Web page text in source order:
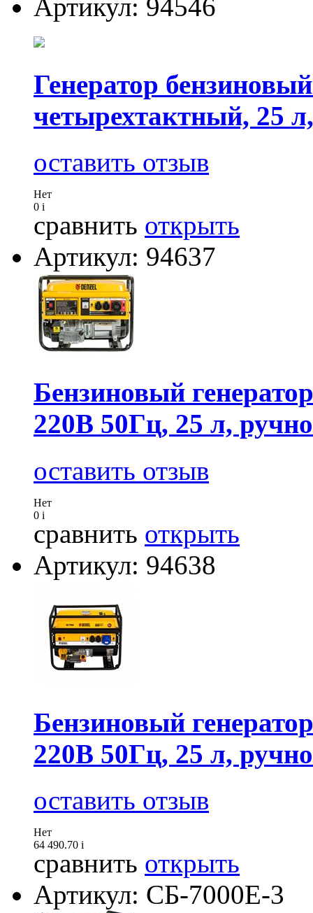
Артикул: 94546
Генератор
четырехтактный, 25
оставить отзыв
Нет
0 i
сравнить открыть
Артикул: 94637
Бензиновый
220В 50Гц, 25 л,
оставить отзыв
Нет
0 i
сравнить открыть
Артикул: 94638
Бензиновый
220В 50Гц, 25 л,
оставить отзыв
Нет
64 490.70 i
сравнить открыть
Артикул: СБ-7000Е-3